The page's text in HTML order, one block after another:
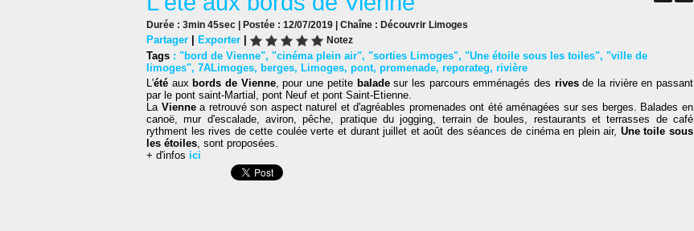
Durée : 3min 45sec | Postée : 12/07/2019 | Chaîne : Découvrir Limoges
Partager | Exporter | Notez
Tags : "bord de Vienne", "cinéma plein air", "sorties Limoges", "Une étoile sous les toiles", "ville de
limoges", 7ALimoges, berges, Limoges, pont, promenade, reporateg, rivière
L'été aux bords de Vienne, pour une petite baladesur les parcours emménagés des rivesde la rivière en passant
par le pont saint-Martial, pont Neuf et pont Saint-Etienne.
La Viennea retrouvé son aspect naturel et d'agréables promenades ont été aménagées sur ses berges. Balades en
canoë, mur d'escalade, aviron, pêche, pratique du jogging, terrain de boules, restaurants et terrasses de café
rythment les rives de cette coulée verte et durant juillet et août des séances de cinéma en plein air, Une toile sous
les étoiles, sont proposées.
+ d'infos ici